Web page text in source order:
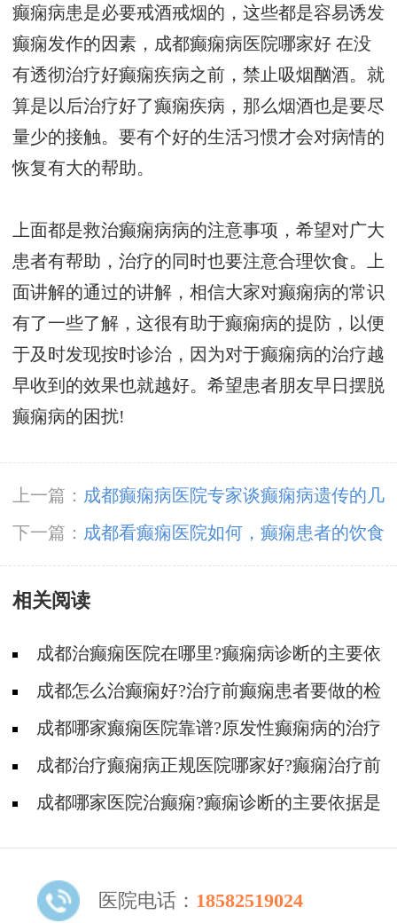
癫痫病患是必要戒酒戒烟的，这些都是容易诱发
癫痫发作的因素， 成都癫痫病医院哪家好 在没
有透彻治疗好癫痫疾病之前，禁止吸烟酗酒。就
算是以后治疗好了癫痫疾病，那么烟酒也是要尽
量少的接触。要有个好的生活习惯才会对病情的
恢复有大的帮助。
上面都是救治癫痫病病的注意事项，希望对广大
患者有帮助，治疗的同时也要注意合理饮食。上
面讲解的通过的讲解，相信大家对癫痫病的常识
有了一些了解，这很有助于癫痫病的提防，以便
于及时发现按时诊治，因为对于癫痫病的治疗越
早收到的效果也就越好。希望患者朋友早日摆脱
癫痫病的困扰!
上一篇： 成都癫痫病医院专家谈癫痫病遗传的几
率一般有多大呢
下一篇： 成都看癫痫医院如何，癫痫患者的饮食
护理措施都有什么
相关阅读
成都治癫痫医院在哪里?癫痫病诊断的主要依
据是什么?
成都怎么治癫痫好?治疗前癫痫患者要做的检
查?成都哪家癫痫医院靠谱?原发性癫痫病的治疗
误区有哪些?
​成都治疗癫痫病正规医院哪家好?癫痫治疗前
的检查是什么?
成都哪家医院治癫痫?癫痫诊断的主要依据是
医院电话： 18582519024